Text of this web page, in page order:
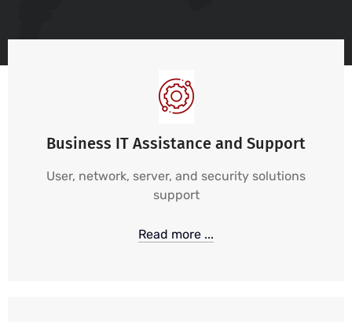
Business IT Assistance and Support
User, network, server, and security solutions
support
Read more ...